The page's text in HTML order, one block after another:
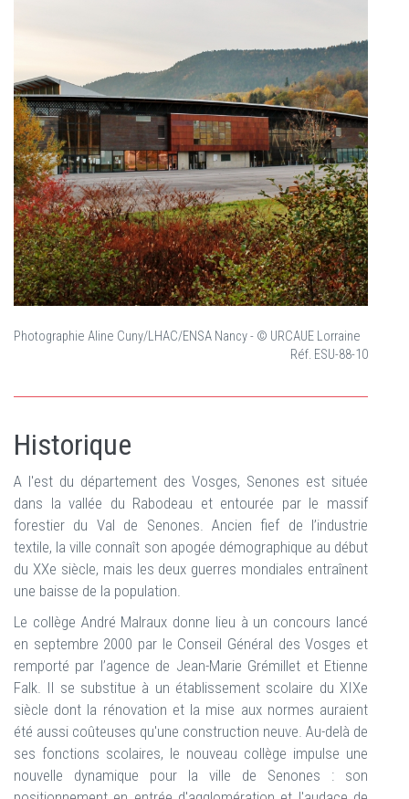
Photographie Aline Cuny/LHAC/ENSA Nancy - © URCAUE Lorraine
Réf. ESU-88-10
Historique
A l'est du département des Vosges, Senones est située
dans la vallée du Rabodeau et entourée par le massif
forestier du Val de Senones. Ancien fief de l’industrie
textile, la ville connaît son apogée démographique au début
du XXe siècle, mais les deux guerres mondiales entraînent
une baisse de la population.
Le collège André Malraux donne lieu à un concours lancé
en septembre 2000 par le Conseil Général des Vosges et
remporté par l’agence de Jean-Marie Grémillet et Etienne
Falk. Il se substitue à un établissement scolaire du XIXe
siècle dont la rénovation et la mise aux normes auraient
été aussi coûteuses qu'une construction neuve. Au-delà de
ses fonctions scolaires, le nouveau collège impulse une
nouvelle dynamique pour la ville de Senones : son